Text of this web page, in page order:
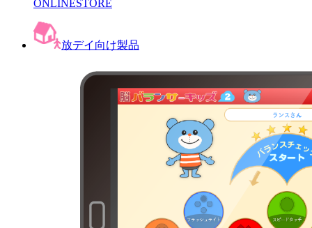
ONLINESTORE
放デイ向け製品